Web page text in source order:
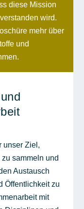
diese Mission
wird.
mehr über
und
unser Ziel,
sammeln und
Austausch
Öffentlichkeit zu
mit